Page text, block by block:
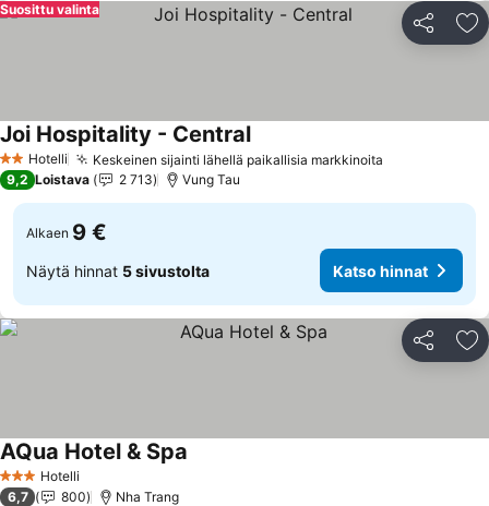
Jaa
Suosittu valinta
2 Tähtiluokitus
Hotelli Keskeinen sijainti lähellä paikallisia markkinoita
Joi Hospitality - Central
9,2 Loistava 2 713 Vung Tau
Alkaen 9 €
Näytä hinnat 5 sivustolta Katso hinnat
Jaa
3 Tähtiluokitus
Hotelli
AQua Hotel & Spa
6,7 800 Nha Trang